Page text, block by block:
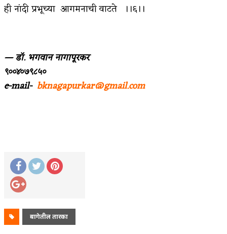
ही नांदी प्रभूच्या आगमनाची वाटते ।।६।।
— डॉ. भगवान नागापूरकर
९००४०७९८५०
e-mail- bknagapurkar@gmail.com
बागेतील तारका